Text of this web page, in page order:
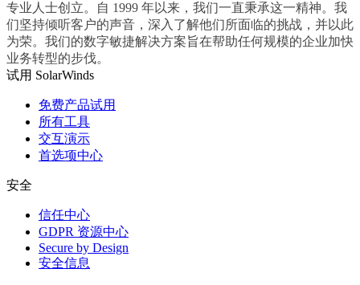
专业人士创立。自 1999 年以来，我们一直秉承这一精神。我
们坚持倾听客户的声音，深入了解他们所面临的挑战，并以此
为荣。我们的数字敏捷解决方案旨在帮助任何规模的企业加快
业务转型的步伐。
试用 SolarWinds
免费产品试用
所有工具
交互演示
首选项中心
安全
信任中心
GDPR 资源中心
Secure by Design
安全信息